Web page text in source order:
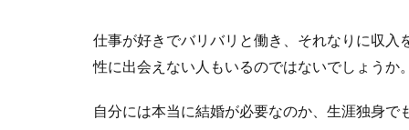
仕事が好きでバリバリと働き、それなりに収
性に出会えない人もいるのではないでしょうか
自分には本当に結婚が必要なのか、生涯独身